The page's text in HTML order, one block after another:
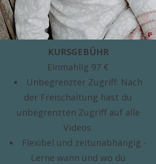
KURSGEBÜHR
Einmahlig 97 €
Unbegrenzter Zugriff: Nach
der Freischaltung hast du
unbegrenzten Zugriff auf alle
Videos.
Flexibel und zeitunabhängig -
Lerne wann und wo du